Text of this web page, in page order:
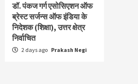
डॉ. पंकज गर्ग एसोसिएशन ऑफ
ब्रेस्ट सर्जन्स ऑफ इंडिया के
निदेशक (शिक्षा), उत्तर क्षेत्र
निर्वाचित
2 days ago Prakash Negi